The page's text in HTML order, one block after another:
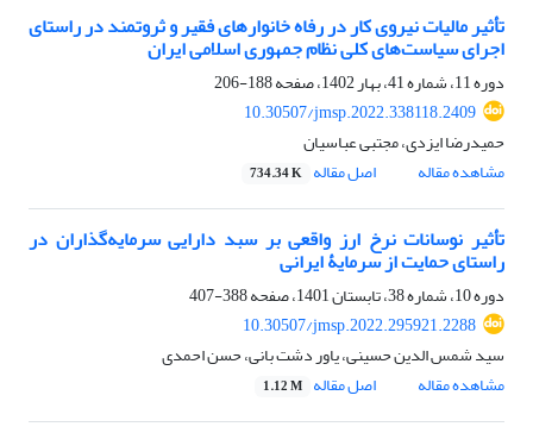
تأثیر مالیات نیروی ‌کار در رفاه خانوارهای فقیر و ثروتمند در راستای
اجرای سیاست‌های کلی نظام جمهوری اسلامی ایران
دوره 11، شماره 41، بهار 1402، صفحه
188-206
10.30507/jmsp.2022.338118.2409
حمیدرضا ایزدی، مجتبی عباسیان
مشاهده مقاله
اصل مقاله 734.34 K
تأثیر نوسانات نرخ ارز واقعی بر سبد دارایی سرمایه‌گذاران در
راستای حمایت از سرمایۀ ایرانی
دوره 10، شماره 38، تابستان 1401، صفحه
388-407
10.30507/jmsp.2022.295921.2288
سید شمس الدین حسینی، یاور دشت بانی، حسن احمدی
مشاهده مقاله
اصل مقاله 1.12 M